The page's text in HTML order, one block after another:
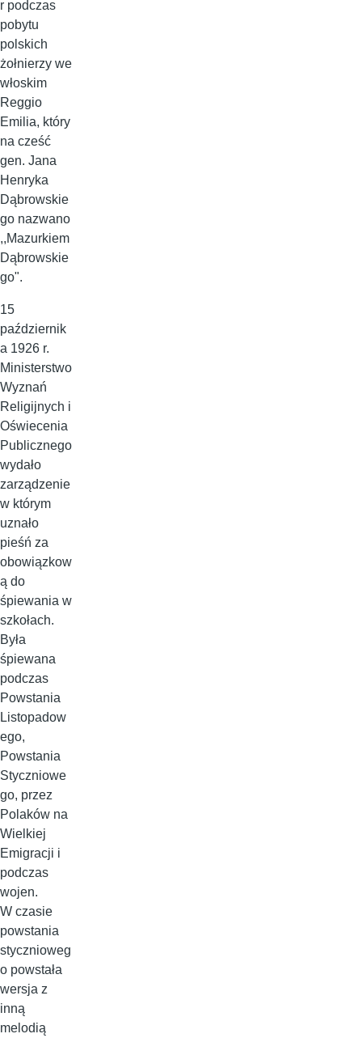
r podczas
pobytu
polskich
żołnierzy we
włoskim
Reggio
Emilia, który
na cześć
gen. Jana
Henryka
Dąbrowskie
go nazwano
,,Mazurkiem
Dąbrowskie
go".
15
październik
a 1926 r.
Ministerstwo
Wyznań
Religijnych i
Oświecenia
Publicznego
wydało
zarządzenie
w którym
uznało
pieśń za
obowiązkow
ą do
śpiewania w
szkołach.
Była
śpiewana
podczas
Powstania
Listopadow
ego,
Powstania
Styczniowe
go, przez
Polaków na
Wielkiej
Emigracji i
podczas
wojen.
W czasie
powstania
stycznioweg
o powstała
wersja z
inną
melodią